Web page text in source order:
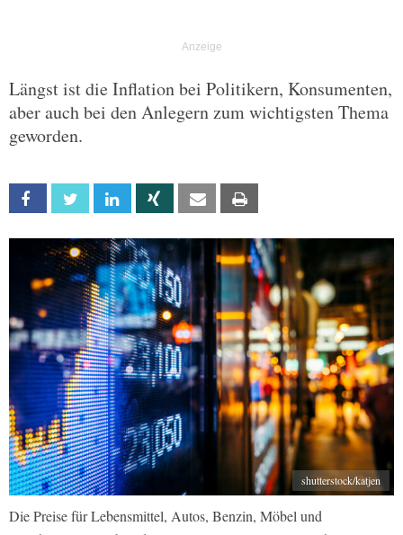
Längst ist die Inflation bei Politikern, Konsumenten,
aber auch bei den Anlegern zum wichtigsten Thema
geworden.
Facebook Twitter Linkedin Xing Email
shutterstock/katjen
Die Preise für Lebensmittel, Autos, Benzin, Möbel und